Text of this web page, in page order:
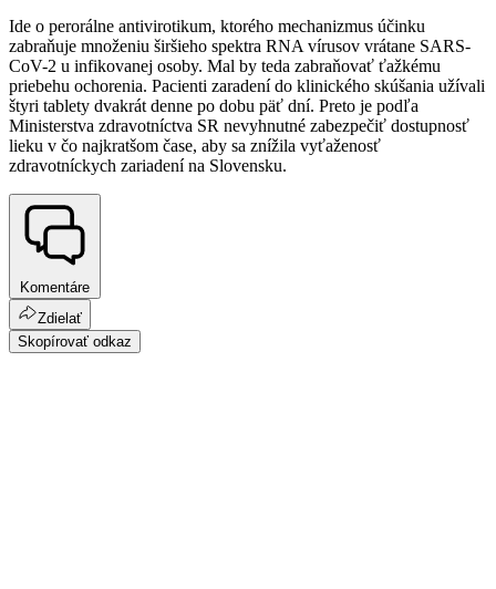
Ide o perorálne antivirotikum, ktorého mechanizmus účinku
zabraňuje množeniu širšieho spektra RNA vírusov vrátane SARS-
CoV-2 u infikovanej osoby. Mal by teda zabraňovať ťažkému
priebehu ochorenia. Pacienti zaradení do klinického skúšania užívali
štyri tablety dvakrát denne po dobu päť dní. Preto je podľa
Ministerstva zdravotníctva SR nevyhnutné zabezpečiť dostupnosť
lieku v čo najkratšom čase, aby sa znížila vyťaženosť
zdravotníckych zariadení na Slovensku.
Komentáre
Zdielať
Skopírovať odkaz